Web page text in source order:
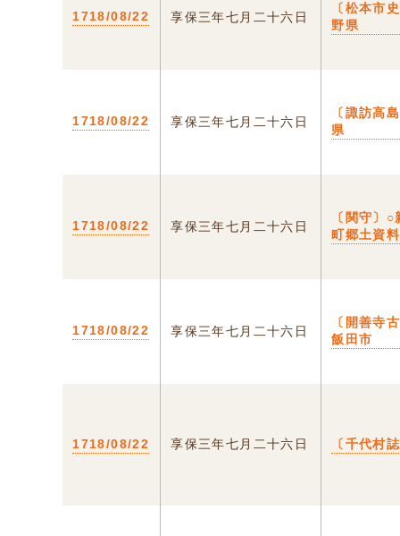
1718/08/22 享保三年七月二十六日
〔松本市
野県
1718/08/22 享保三年七月二十六日
〔諏訪高
県
1718/08/22 享保三年七月二十六日
〔関守〕
町郷土資
1718/08/22 享保三年七月二十六日
〔開善寺
飯田市
1718/08/22 享保三年七月二十六日 〔千代村